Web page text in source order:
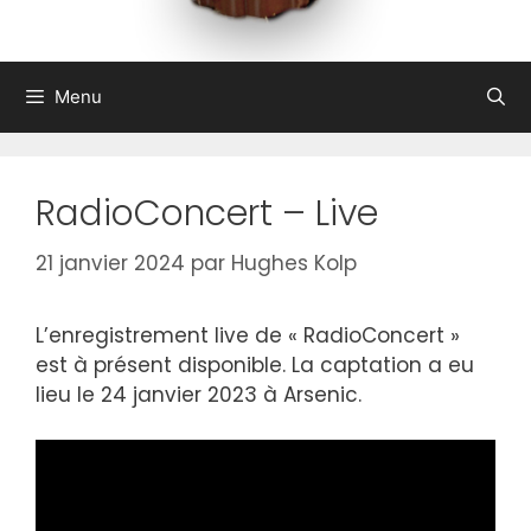
Menu
RadioConcert – Live
21 janvier 2024 par Hughes Kolp
L’enregistrement live de « RadioConcert »
est à présent disponible. La captation a eu
lieu le 24 janvier 2023 à Arsenic.